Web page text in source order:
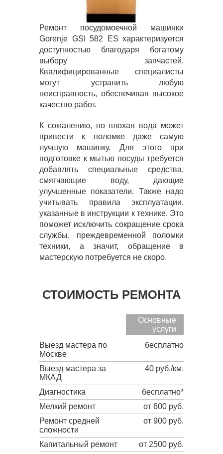
Ремонт посудомоечной машинки
Gorenje GSI 582 ES характеризуется
доступностью благодаря богатому
выбору запчастей.
Квалифицированные специалисты
могут устранить любую
неисправность, обеспечивая высокое
качество работ.
К сожалению, но плохая вода может
привести к поломке даже самую
лучшую машинку. Для этого при
подготовке к мытью посуды требуется
добавлять специальные средства,
смягчающие воду, дающие
улучшенные показатели. Также надо
учитывать правила эксплуатации,
указанные в инструкции к технике. Это
поможет исключить сокращение срока
службы, преждевременной поломки
техники, а значит, обращение в
мастерскую потребуется не скоро.
СТОИМОСТЬ РЕМОНТА
Основные
услуги
Выезд мастера по
Москве
бесплатно
Выезд мастера за
МКАД
40 руб./км.
Диагностика
бесплатно*
Мелкий ремонт
от 600 руб.
Ремонт средней
сложности
от 900 руб.
Капитальный ремонт
от 2500 руб.